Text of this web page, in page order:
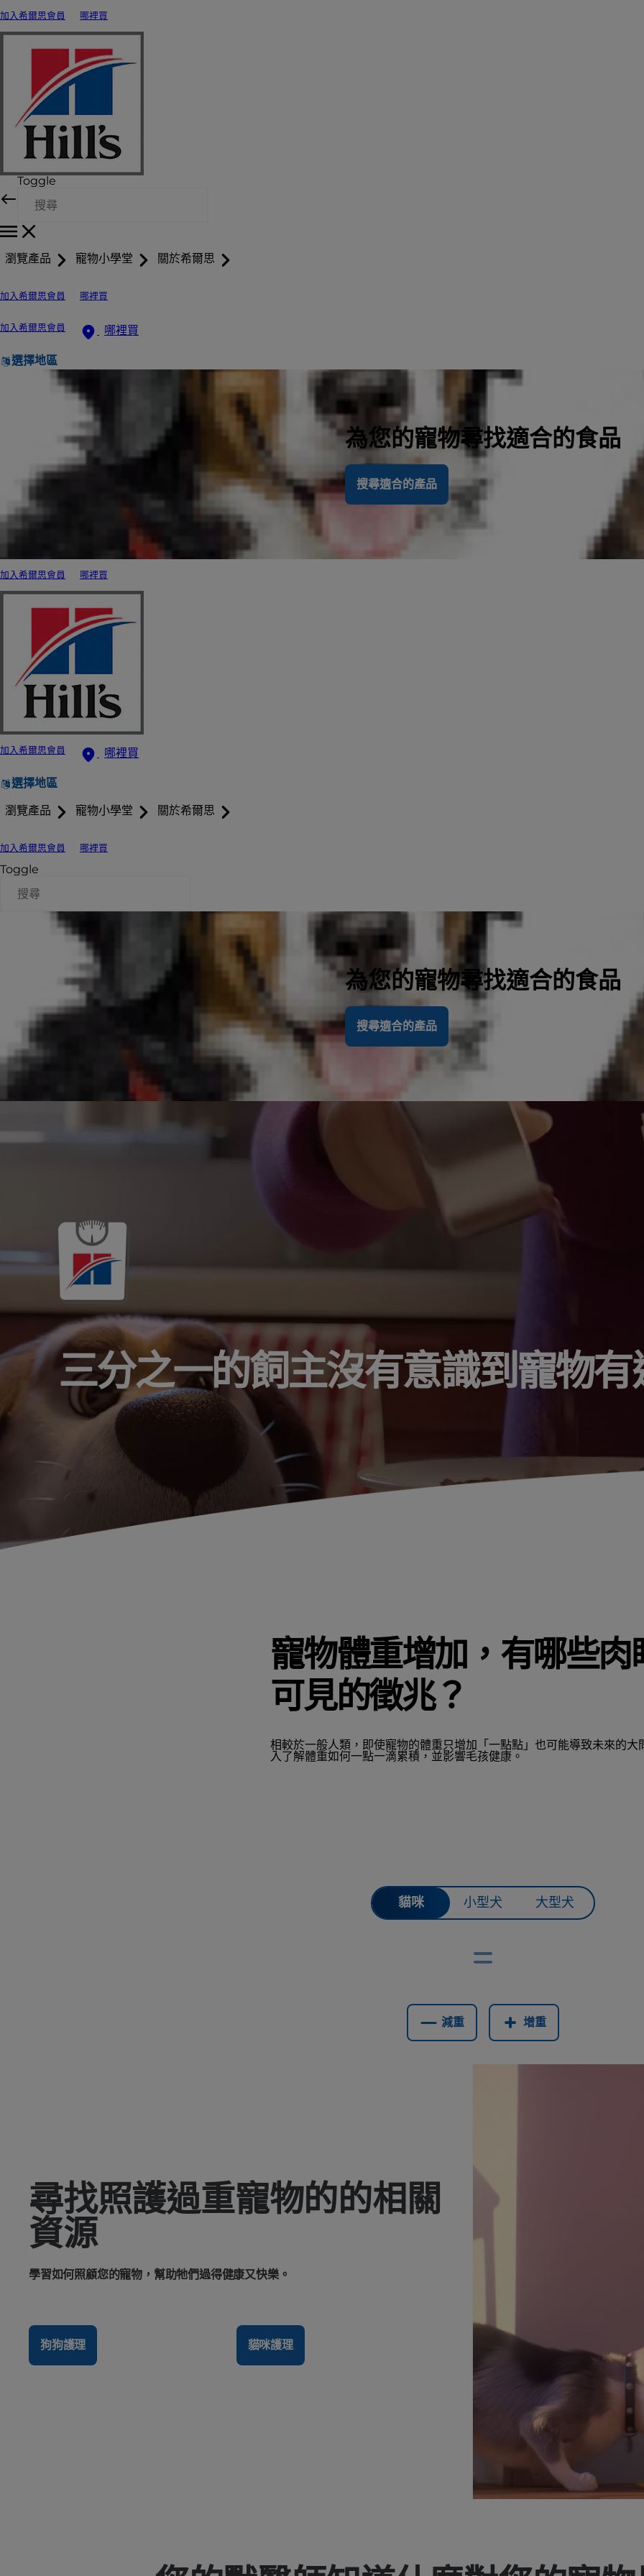
加入希爾思會員 哪裡買
Toggle
瀏覽產品 寵物小學堂 關於希爾思
加入希爾思會員 哪裡買
加入希爾思會員 哪裡買
選擇地區
為您的寵物尋找適合的食品
搜尋適合的產品
加入希爾思會員 哪裡買
加入希爾思會員 哪裡買
選擇地區
瀏覽產品 寵物小學堂 關於希爾思
加入希爾思會員 哪裡買
Toggle
為您的寵物尋找適合的食品
搜尋適合的產品
三分之一的飼主沒有意識到寵物有
寵物體重增加，有哪些肉
可見的徵兆？
相較於一般人類，即使寵物的體重只增加「一點點」也可能導致未來的大
入了解體重如何一點一滴累積，並影響毛孩健康。
貓咪 小型犬 大型犬
減重 增重
尋找照護過重寵物的的相關
資源
學習如何照顧您的寵物，幫助牠們過得健康又快樂。
狗狗護理 貓咪護理